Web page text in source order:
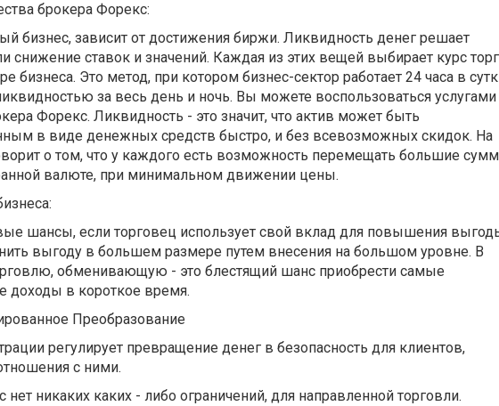
брокера Форекс:
бизнес, зависит от достижения биржи. Ликвидность денег решает
снижение ставок и значений. Каждая из этих вещей выбирает курс
бизнеса. Это метод, при котором бизнес-сектор работает 24 часа в
за весь день и ночь. Вы можете воспользоваться услугами
Форекс. Ликвидность - это значит, что актив может быть
в виде денежных средств быстро, и без всевозможных скидок. На
о том, что у каждого есть возможность перемещать большие
валюте, при минимальном движении цены.
если торговец использует свой вклад для повышения
выгоду в большем размере путем внесения на большом уровне. В
обменивающую - это блестящий шанс приобрести самые
доходы в короткое время.
Преобразование
регулирует превращение денег в безопасность для клиентов,
с ними.
никаких каких - либо ограничений, для направленной торговли.